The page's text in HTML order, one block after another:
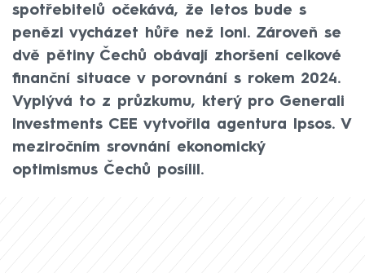
spotřebitelů očekává, že letos bude s
penězi vycházet hůře než loni. Zároveň se
dvě pětiny Čechů obávají zhoršení celkové
finanční situace v porovnání s rokem 2024.
Vyplývá to z průzkumu, který pro Generali
Investments CEE vytvořila agentura Ipsos. V
meziročním srovnání ekonomický
optimismus Čechů posílil.